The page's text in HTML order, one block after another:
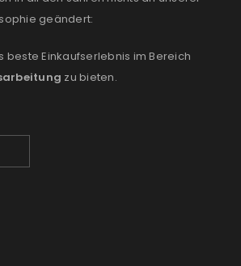
geändert:
beste Einkaufserlebnis im Bereich
zu bieten.